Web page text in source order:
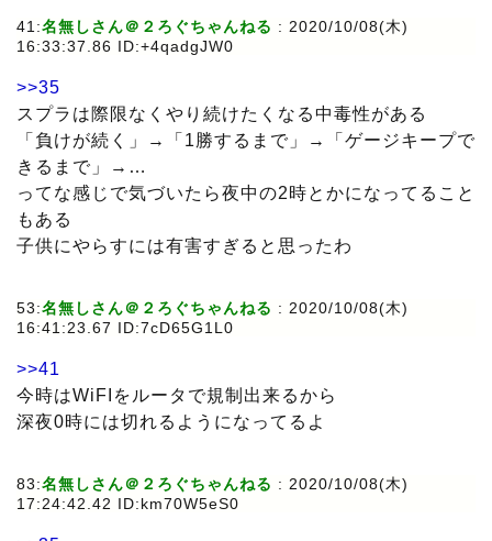
41:名無しさん＠２ろぐちゃんねる : 2020/10/08(木)
16:33:37.86 ID:+4qadgJW0
>>35
スプラは際限なくやり続けたくなる中毒性がある
「負けが続く」→「1勝するまで」→「ゲージキープで
きるまで」→…
ってな感じで気づいたら夜中の2時とかになってること
もある
子供にやらすには有害すぎると思ったわ
53:名無しさん＠２ろぐちゃんねる : 2020/10/08(木)
16:41:23.67 ID:7cD65G1L0
>>41
今時はWiFIをルータで規制出来るから
深夜0時には切れるようになってるよ
83:名無しさん＠２ろぐちゃんねる : 2020/10/08(木)
17:24:42.42 ID:km70W5eS0